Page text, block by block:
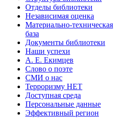
Отделы библиотеки
Независимая оценка
Материально-техническая
база
Документы библиотеки
Наши успехи
А. Е. Екимцев
Слово о поэте
СМИ о нас
Терроризму НЕТ
Доступная среда
Персональные данные
Эффективный регион